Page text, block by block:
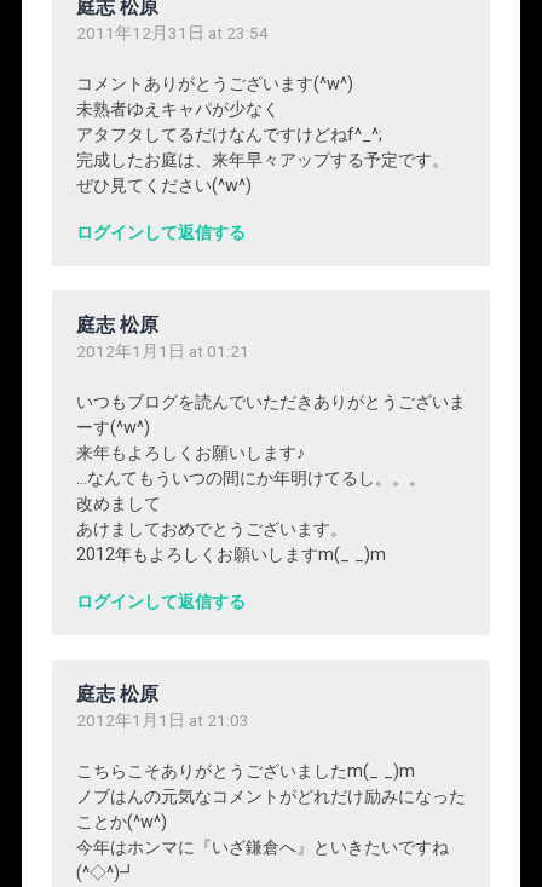
庭志 松原
2011年12月31日 at 23:54
コメントありがとうございます(^w^)
未熟者ゆえキャパが少なく
アタフタしてるだけなんですけどねf^_^;
完成したお庭は、来年早々アップする予定です。
ぜひ見てください(^w^)
ログインして返信する
庭志 松原
2012年1月1日 at 01:21
いつもブログを読んでいただきありがとうございま
ーす(^w^)
来年もよろしくお願いします♪
…なんてもういつの間にか年明けてるし。。。
改めまして
あけましておめでとうございます。
2012年もよろしくお願いしますm(_ _)m
ログインして返信する
庭志 松原
2012年1月1日 at 21:03
こちらこそありがとうございましたm(_ _)m
ノブはんの元気なコメントがどれだけ励みになった
ことか(^w^)
今年はホンマに『いざ鎌倉へ』といきたいですね
(^◇^)┛